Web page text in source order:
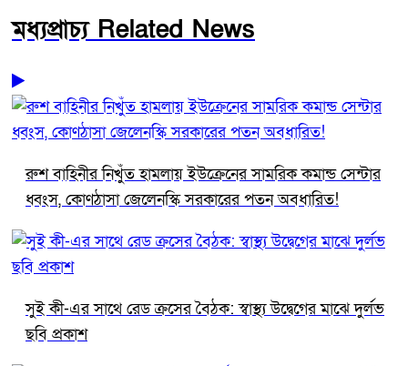
মধ্যপ্রাচ্য Related News
রুশ বাহিনীর নিখুঁত হামলায় ইউক্রেনের সামরিক কমান্ড সেন্টার
ধ্বংস, কোণঠাসা জেলেনস্কি সরকারের পতন অবধারিত!
সুই কী-এর সাথে রেড ক্রসের বৈঠক: স্বাস্থ্য উদ্বেগের মাঝে দুর্লভ
ছবি প্রকাশ